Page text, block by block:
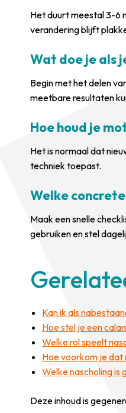
Het duurt meestal 3-6
verandering blijft
Wat doe je als
Begin met het delen
meetbare resultaten
Hoe houd je
Het is normaal dat
techniek toepast.
Welke
Maak een snelle
gebruiken en stel
Kan ik als
Hoe stel je een
Welke rol speelt
Hoe voorkom je dat
Welke nascholing is
Deze inhoud is